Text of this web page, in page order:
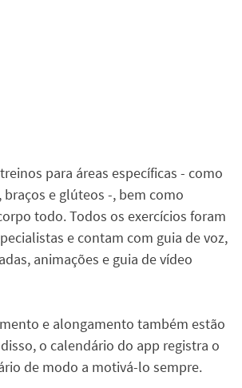
para áreas específicas - como
e glúteos -, bem como
todo. Todos os exercícios foram
e contam com guia de voz,
animações e guia de vídeo
e alongamento também estão
o calendário do app registra o
de modo a motivá-lo sempre.